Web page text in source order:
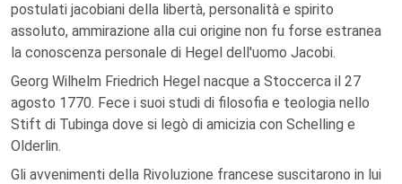
postulati jacobiani della libertà, personalità e spirito
assoluto, ammirazione alla cui origine non fu forse estranea
la conoscenza personale di Hegel dell'uomo Jacobi.
Georg Wilhelm Friedrich Hegel nacque a Stoccerca il 27
agosto 1770. Fece i suoi studi di filosofia e teologia nello
Stift di Tubinga dove si legò di amicizia con Schelling e
Olderlin.
Gli avvenimenti della Rivoluzione francese suscitarono in lui